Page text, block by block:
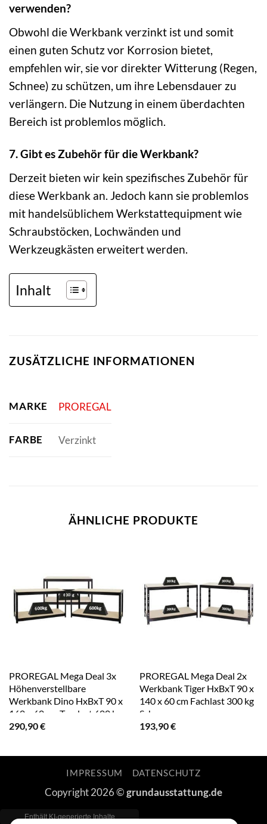
verwenden?
Obwohl die Werkbank verzinkt ist und somit
einen guten Schutz vor Korrosion bietet,
empfehlen wir, sie vor direkter Witterung (Regen,
Schnee) zu schützen, um ihre Lebensdauer zu
verlängern. Die Nutzung in einem überdachten
Bereich ist problemlos möglich.
7. Gibt es Zubehör für die Werkbank?
Derzeit bieten wir kein spezifisches Zubehör für
diese Werkbank an. Jedoch kann sie problemlos
mit handelsüblichem Werkstattequipment wie
Schraubstöcken, Lochwänden und
Werkzeugkästen erweitert werden.
Inhalt
ZUSÄTZLICHE INFORMATIONEN
MARKE PROREGAL
FARBE Verzinkt
ÄHNLICHE PRODUKTE
PROREGAL Mega Deal 3x
Höhenverstellbare
Werkbank Dino HxBxT 90 x
160 x 60 cm Traglast 600 kg
Schwarz
290,90€
PROREGAL Mega Deal 2x
Werkbank Tiger HxBxT 90 x
140 x 60 cm Fachlast 300 kg
Schwarz
193,90€
IMPRESSUM DATENSCHUTZ
Copyright 2026 ©grundausstattung.de